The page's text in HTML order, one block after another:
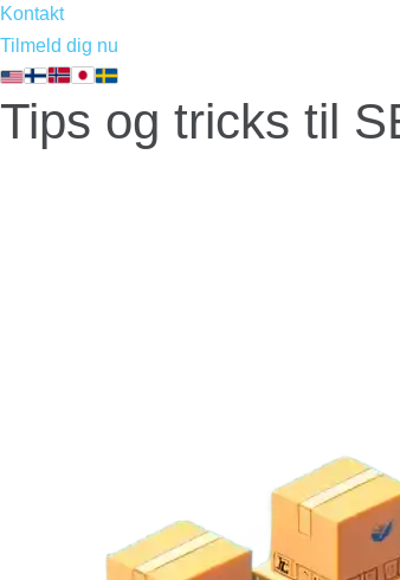
Kontakt
Tilmeld dig nu
Tips og tricks til